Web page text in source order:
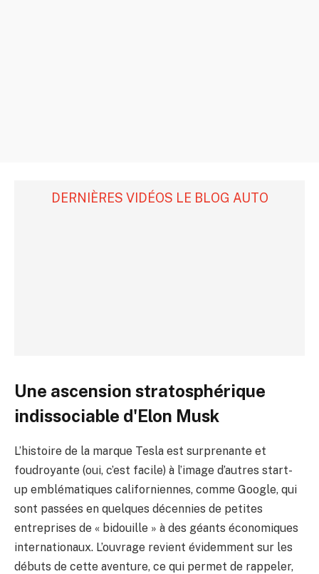
DERNIÈRES VIDÉOS LE BLOG AUTO
Une ascension stratosphérique
indissociable d'Elon Musk
L’histoire de la marque Tesla est surprenante et
foudroyante (oui, c’est facile) à l’image d’autres start-
up emblématiques californiennes, comme Google, qui
sont passées en quelques décennies de petites
entreprises de « bidouille » à des géants économiques
internationaux. L’ouvrage revient évidemment sur les
débuts de cette aventure, ce qui permet de rappeler,